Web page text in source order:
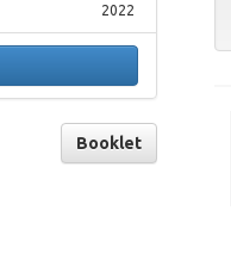
2022
Booklet